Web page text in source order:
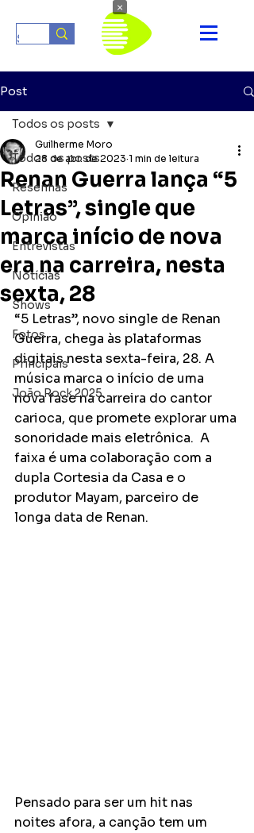
Post
Todos os posts
Resenhas
Opinião
Entrevistas
Notícias
Shows
Fotos
Principais
João Rock 2025
Todos os posts
Renan Guerra lança “5
Letras”, single que
marca início de nova
era na carreira, nesta
sexta, 28
Guilherme Moro
28 de abr. de 2023 1 min de leitura
“5 Letras”, novo single de Renan
Guerra, chega às plataformas
digitais nesta sexta-feira, 28. A
música marca o início de uma
nova fase na carreira do cantor
carioca, que promete explorar uma
sonoridade mais eletrônica.  A
faixa é uma colaboração com a
dupla Cortesia da Casa e o
produtor Mayam, parceiro de
longa data de Renan.
Pensado para ser um hit nas
noites afora, a canção tem um
×